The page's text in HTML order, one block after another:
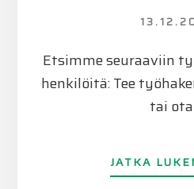
Etsimme seuraaviin
henkilöitä: Tee
tai
JATKA